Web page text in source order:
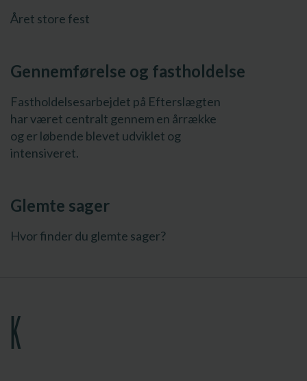
Året store fest
Gennemførelse og fastholdelse
Fastholdelsesarbejdet på Efterslægten
har været centralt gennem en årrække
og er løbende blevet udviklet og
intensiveret.
Glemte sager
Hvor finder du glemte sager?
K